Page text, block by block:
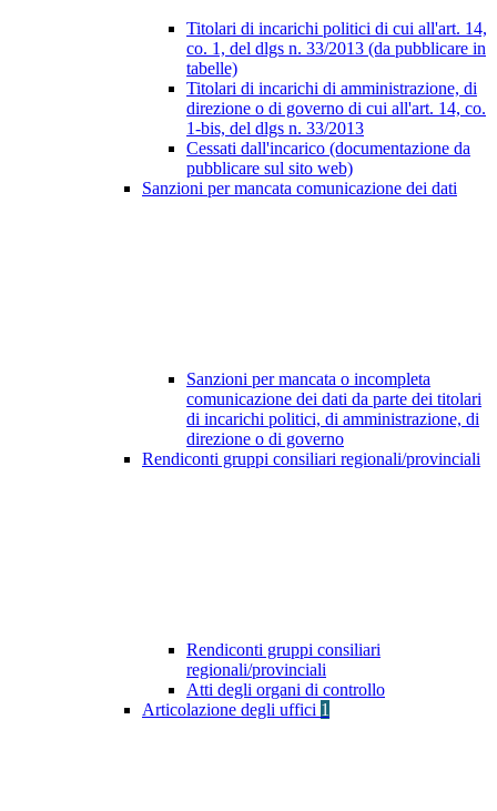
Titolari di incarichi politici di cui all'art. 14,
co. 1, del dlgs n. 33/2013 (da pubblicare in
tabelle)
Titolari di incarichi di amministrazione, di
direzione o di governo di cui all'art. 14, co.
1-bis, del dlgs n. 33/2013
Cessati dall'incarico (documentazione da
pubblicare sul sito web)
Sanzioni per mancata comunicazione dei dati
Sanzioni per mancata o incompleta
comunicazione dei dati da parte dei titolari
di incarichi politici, di amministrazione, di
direzione o di governo
Rendiconti gruppi consiliari regionali/provinciali
Rendiconti gruppi consiliari
regionali/provinciali
Atti degli organi di controllo
Articolazione degli uffici 1